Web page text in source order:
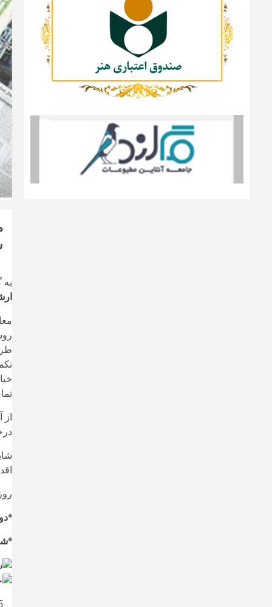
طرح
تماس ۸۸۷۳۵۴۳۹-۰۲۱
*دوشنبه، ۱۱
*شنبه، ۱۰ خرداد